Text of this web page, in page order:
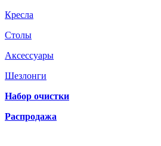
Кресла
Столы
Аксессуары
Шезлонги
Набор очистки
Распродажа